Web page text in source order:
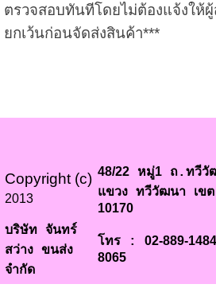
ตรวจสอบทันทีโดยไม่ต้องแจ้งให้
ยกเว้นก่อนจัดส่งสินค้า***
Copyright (c)
2013
48/22 หมู่1 ถ.ทวีวั
แขวง ทวีวัฒนา เข
10170
บริษัท จันทร์
สว่าง ขนส่ง
จำกัด
โทร : 02-889-1484
8065